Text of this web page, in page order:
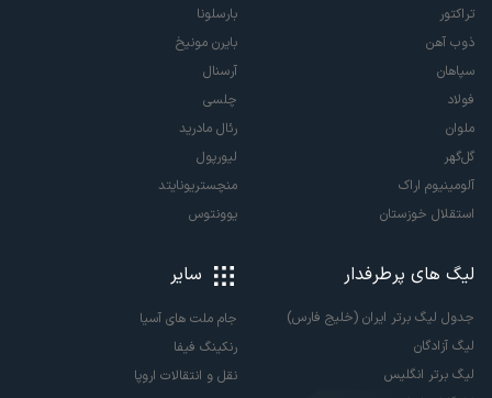
تراکتور
ذوب آهن
سپاهان
فولاد
ملوان
گل‌گهر
آلومینیوم اراک
استقلال خوزستان
بارسلونا
بایرن مونیخ
آرسنال
چلسی
رئال مادرید
لیورپول
منچستریونایتد
یوونتوس
لیگ های پرطرفدار
جدول لیگ برتر ایران (خلیج فارس)
لیگ آزادگان
لیگ برتر انگلیس
سایر
جام ملت های آسیا
رنکینگ فیفا
نقل و انتقالات اروپا